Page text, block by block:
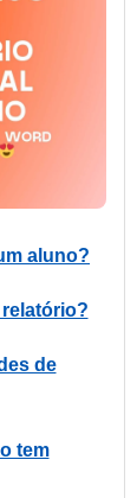
aluno?
de
tem